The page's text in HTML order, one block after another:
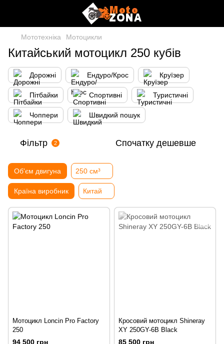
Мототехніка Мотоцикли
Китайський мотоцикл 250 кубів
Дорожні Ендуро/Крос Круїзер
Пітбайки Спортивні Туристичні
Чоппери Швидкий пошук
Фільтр 2 Спочатку дешевше
Об'єм двигуна 250 см³
Країна виробник Китай
Мотоцикл Loncin Pro Factory
250
94 500 грн
Кросовий мотоцикл Shineray
XY 250GY-6B Black
85 500 грн